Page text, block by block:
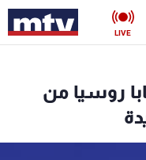
LIVE
روسيا من